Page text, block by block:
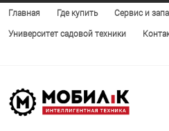
Главная Где купить Сервис и
Университет садовой техники